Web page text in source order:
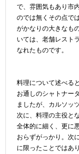
で、雰囲気もあり市
のでは無くその点で
がかなりの大きなも
いては、老舗レスト
なれたものです。
料理について述べると
お通しのシャトナー
ましたが、カルソッ
次に、料理の主役と
全体的に細く、更に
おらずがっかり。次
に限ったことではあ